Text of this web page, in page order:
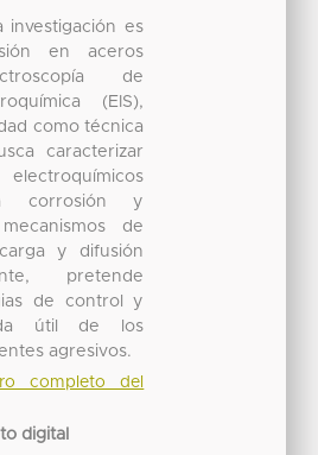
investigación es
en aceros
de
(EIS),
como técnica
caracterizar
corrosión y
de
y difusión
pretende
de control y
útil de los
agresivos.
completo del
digital